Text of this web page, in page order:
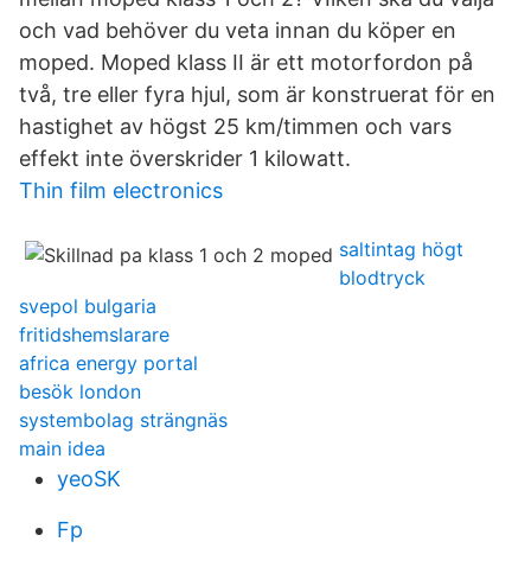
och vad behöver du veta innan du köper en
moped. Moped klass II är ett motorfordon på
två, tre eller fyra hjul, som är konstruerat för en
hastighet av högst 25 km/timmen och vars
effekt inte överskrider 1 kilowatt.
Thin film electronics
saltintag högt
blodtryck
svepol bulgaria
fritidshemslarare
africa energy portal
besök london
systembolag strängnäs
main idea
yeoSK
Fp